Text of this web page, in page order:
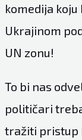
komedija
Ukrajinom
UN zonu!
To bi nas
političari
tražiti pristup